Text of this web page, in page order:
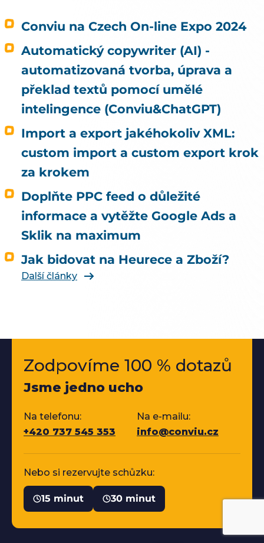
Conviu na Czech On-line Expo 2024
Automatický copywriter (AI) -
automatizovaná tvorba, úprava a
překlad textů pomocí umělé
intelingence (Conviu&ChatGPT)
Import a export jakéhokoliv XML:
custom import a custom export krok
za krokem
Doplňte PPC feed o důležité
informace a vytěžte Google Ads a
Sklik na maximum
Jak bidovat na Heurece a Zboží?
Další články
Zodpovíme 100 % dotazů
Jsme jedno ucho
Na telefonu:
+420 737 545 353
Na e-mailu:
info@conviu.cz
Nebo si rezervujte schůzku:
15 minut 30 minut